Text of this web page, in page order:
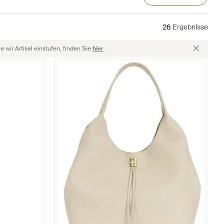
26 Ergebnisse
wir Artikel einstufen, finden Siehier.